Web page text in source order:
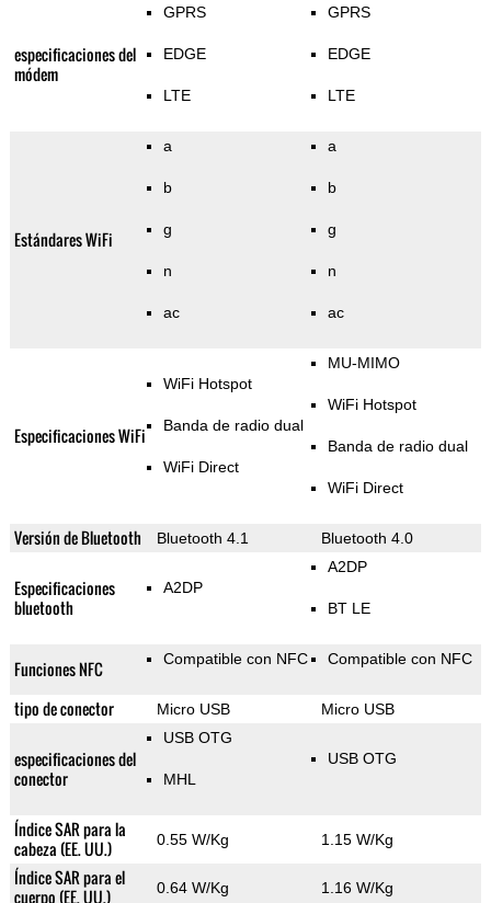
especificaciones del
módem
GPRS
EDGE
LTE
GPRS
EDGE
LTE
Estándares WiFi
a
b
g
n
ac
a
b
g
n
ac
Especificaciones WiFi
WiFi Hotspot
Banda de radio dual
WiFi Direct
MU-MIMO
WiFi Hotspot
Banda de radio dual
WiFi Direct
Versión de Bluetooth Bluetooth 4.1 Bluetooth 4.0
Especificaciones
bluetooth
A2DP
A2DP
BT LE
Funciones NFC Compatible con NFC Compatible con NFC
tipo de conector Micro USB Micro USB
especificaciones del
conector
USB OTG
MHL
USB OTG
Índice SAR para la
cabeza (EE. UU.)
0.55 W/Kg 1.15 W/Kg
Índice SAR para el
cuerpo (EE. UU.)
0.64 W/Kg 1.16 W/Kg